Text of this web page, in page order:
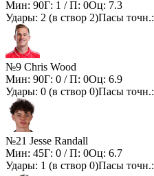
Мин: 90Г: 1 / П: 0Оц: 7.3
Удары: 2 (в створ 2)Пасы точн.:
№9 Chris Wood
Мин: 90Г: 0 / П: 0Оц: 6.9
Удары: 0 (в створ 0)Пасы точн.:
№21 Jesse Randall
Мин: 45Г: 0 / П: 0Оц: 6.7
Удары: 1 (в створ 0)Пасы точн.: